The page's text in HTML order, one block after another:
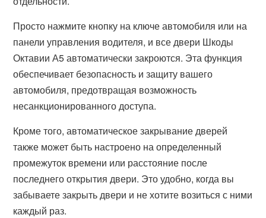
Просто нажмите кнопку на ключе автомобиля или на
панели управления водителя, и все двери Шкоды
Октавии А5 автоматически закроются. Эта функция
обеспечивает безопасность и защиту вашего
автомобиля, предотвращая возможность
несанкционированного доступа.
Кроме того, автоматическое закрывание дверей
также может быть настроено на определенный
промежуток времени или расстояние после
последнего открытия двери. Это удобно, когда вы
забываете закрыть двери и не хотите возиться с ними
каждый раз.